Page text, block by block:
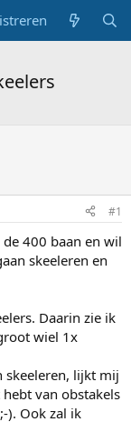
#1
400 baan en wil
skeeleren en
Daarin zie ik
wiel 1x
skeeleren, lijkt mij
van obstakels
). Ook zal ik